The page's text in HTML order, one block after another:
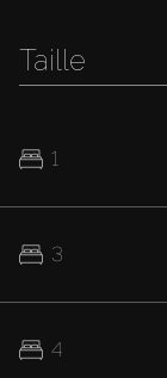
Taille
1
3
4